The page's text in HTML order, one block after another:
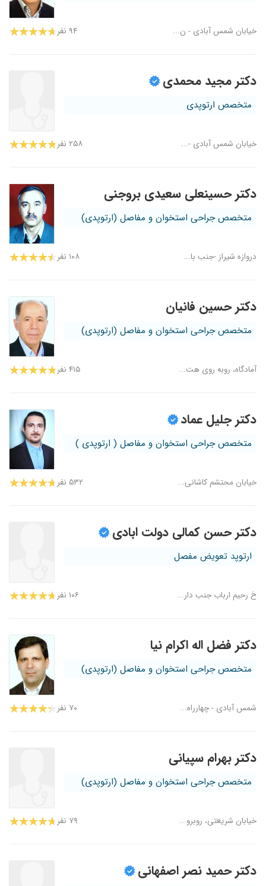
خیابان شمس آبادی - ن... ۹۴ نفر
دکتر مجید محمدی
متخصص ارتوپدی
۲۵۸ نفر
دکتر حسینعلی سعیدی بروجنی
متخصص جراحی استخوان و مفاصل (ارتوپدی)
دروازه شیراز -جنب با... ۱۰۸ نفر
دکتر حسین فانیان
متخصص جراحی استخوان و مفاصل (ارتوپدی)
آمادگاه، روبه روی هت... ۴۱۵ نفر
دکتر جلیل عماد
متخصص جراحی استخوان و مفاصل ( ارتوپدی )
خیابان محتشم کاشانی... ۵۳۲ نفر
دکتر حسن کمالی دولت ابادی
ارتوپد تعویض مفصل
خ رحیم ارباب جنب دار... ۱۰۶ نفر
دکتر فضل اله اکرام نیا
متخصص جراحی استخوان و مفاصل (ارتوپدی)
شمس آبادی - چهارراه... ۷۰ نفر
دکتر بهرام سپیانی
متخصص جراحی استخوان و مفاصل (ارتوپدی)
خیابان شریعتی، روبرو... ۷۹ نفر
دکتر حمید نصر اصفهانی